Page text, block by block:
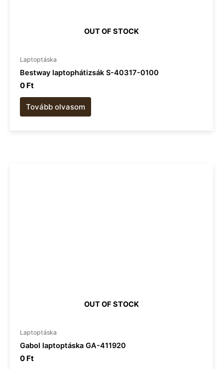
OUT OF STOCK
Laptoptáska
Bestway laptophátizsák S-40317-0100
0 Ft
Tovább olvasom
OUT OF STOCK
Laptoptáska
Gabol laptoptáska GA-411920
0 Ft